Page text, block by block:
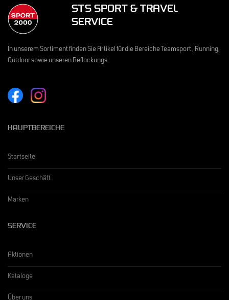
STS SPORT & TRAVEL
SERVICE
In unserem Sortiment finden Sie Artikel für die Bereiche Teamsport , Running,
Outdoor sowie unseren Beflockungs
HAUPTBEREICHE
Startseite
Unser Geschäft
Marken
SERVICE
Aktionen
Kataloge
Über uns